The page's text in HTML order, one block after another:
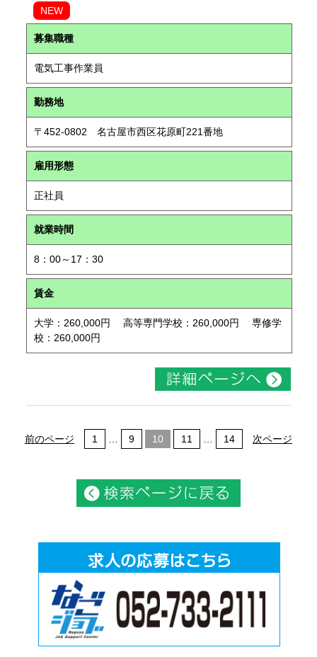
NEW
募集職種
電気工事作業員
勤務地
〒452-0802 名古屋市西区花原町221番地
雇用形態
正社員
就業時間
8：00～17：30
賃金
大学：260,000円 高等専門学校：260,000円 専修学
校：260,000円
前のページ 1 9 10 11 14 次ページ